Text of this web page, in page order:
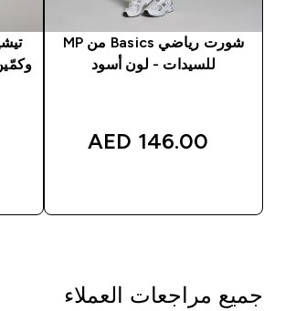
شورت رياضي Basics من MP
للسيدات - لون أسود
146.00 AED‎
جميع مراجعات العملاء